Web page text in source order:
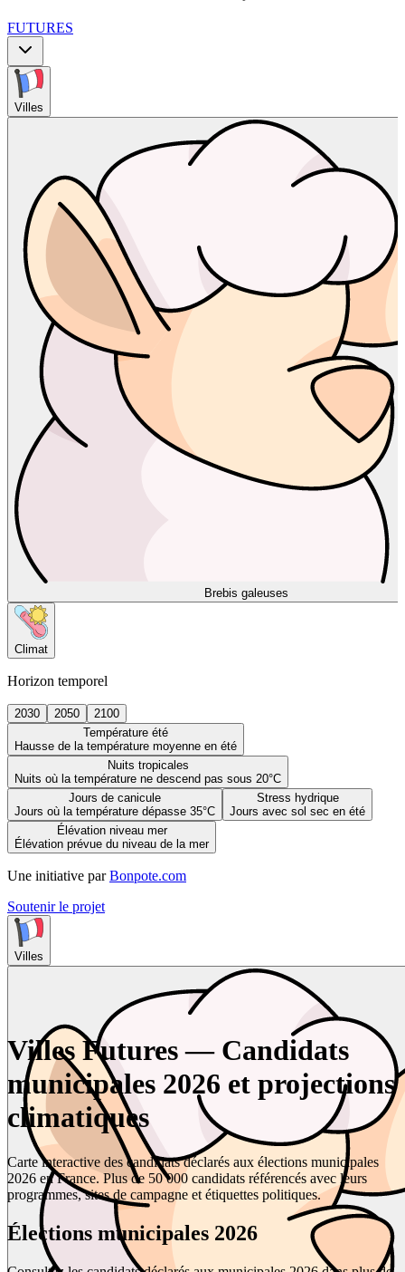
FUTURES
Villes
Brebis galeuses
Climat
Horizon temporel
2030 2050
2100
Température été
Hausse de la température moyenne en été
Nuits tropicales
Nuits où la température ne descend pas sous 20°C
Jours de canicule
Jours où la température dépasse 35°C
Stress hydrique
Jours avec sol sec en été
Élévation niveau mer
Élévation prévue du niveau de la mer
Une initiative par Bonpote.com
Soutenir le projet
Villes
Villes Futures — Candidats
municipales 2026 et projections
climatiques
Carte interactive des candidats déclarés aux élections municipales
2026 en France. Plus de 50 000 candidats référencés avec leurs
programmes, sites de campagne et étiquettes politiques.
Élections municipales 2026